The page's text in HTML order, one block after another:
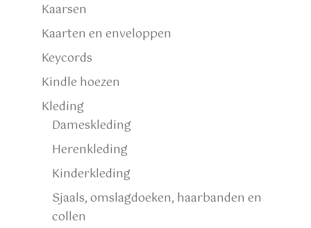
Kaarsen
Kaarten en enveloppen
Keycords
Kindle hoezen
Kleding
Dameskleding
Herenkleding
Kinderkleding
Sjaals, omslagdoeken, haarbanden en
collen